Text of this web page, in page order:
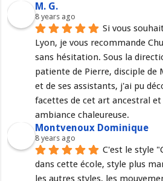
M. G.
8 years ago
Si vous
Lyon, je vous recommande
sans hésitation. Sous la
patiente de Pierre, disciple de
et de ses assistants, j'ai pu
facettes de cet art ancestral
ambiance chaleureuse.
Montvenoux Dominique
8 years ago
C'est le style
dans cette école, style plus
les autres styles, les